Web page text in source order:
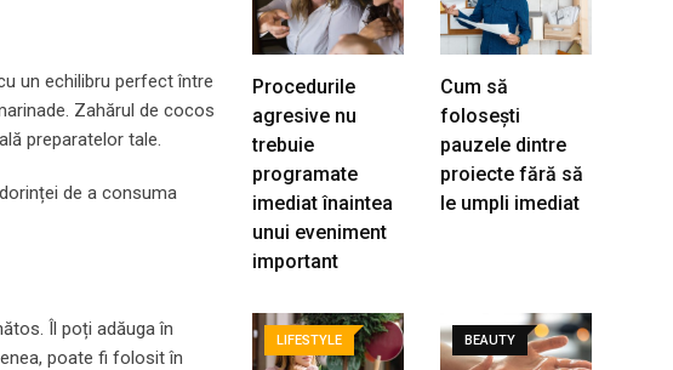
un echilibru perfect între
Zahărul de cocos
preparatelor tale.
de a consuma
Îl poți adăuga în
poate fi folosit în
Procedurile
agresive nu
trebuie
programate
imediat înaintea
unui eveniment
important
Cum să
folosești
pauzele dintre
proiecte fără să
le umpli imediat
LIFESTYLE BEAUTY